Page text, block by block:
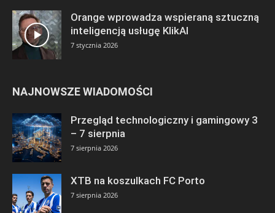
Orange wprowadza wspieraną sztuczną
inteligencją usługę KlikAI
7 stycznia 2026
NAJNOWSZE WIADOMOŚCI
Przegląd technologiczny i gamingowy 3
– 7 sierpnia
7 sierpnia 2026
XTB na koszulkach FC Porto
7 sierpnia 2026